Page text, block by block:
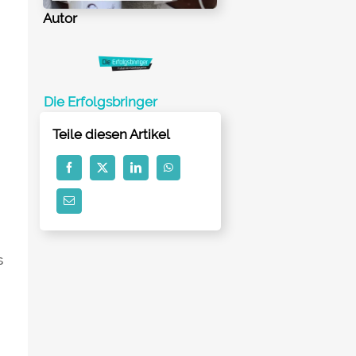
Autor
Die Erfolgsbringer
Teile diesen Artikel